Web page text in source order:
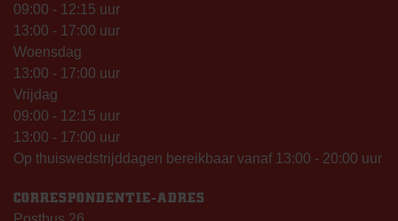
09:00 - 12:15 uur
13:00 - 17:00 uur
Woensdag
13:00 - 17:00 uur
Vrijdag
09:00 - 12:15 uur
13:00 - 17:00 uur
Op thuiswedstrijddagen bereikbaar vanaf 13:00 - 20:00 uur
CORRESPONDENTIE-ADRES